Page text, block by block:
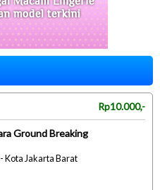
Rp10.000,-
Ground Breaking
Kota Jakarta Barat